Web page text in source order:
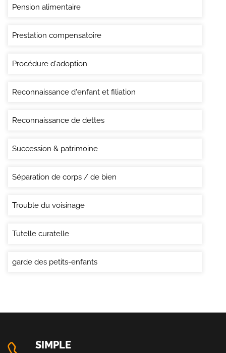
Pension alimentaire
Prestation compensatoire
Procédure d'adoption
Reconnaissance d'enfant et filiation
Reconnaissance de dettes
Succession & patrimoine
Séparation de corps / de bien
Trouble du voisinage
Tutelle curatelle
garde des petits-enfants
SIMPLE